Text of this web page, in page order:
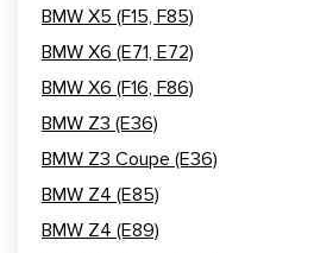
BMW X5 (F15, F85)
BMW X6 (E71, E72)
BMW X6 (F16, F86)
BMW Z3 (E36)
BMW Z3 Coupe (E36)
BMW Z4 (E85)
BMW Z4 (E89)